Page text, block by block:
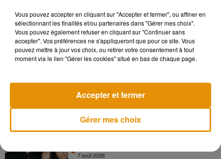
Musique
Sensation » avec Kylie Minogue
7 août 2026
Vous pouvez accepter en cliquant sur "Accepter et fermer", ou affiner en
sélectionnant les finalités et/ou partenaires dans "Gérer mes choix".
Vous pouvez également refuser en cliquant sur "Continuer sans
accepter". Vos préférences ne s'appliqueront que pour ce site. Vous
pouvez mettre à jour vos choix, ou retirer votre consentement à tout
moment via le lien "Gérer les cookies" situé en bas de chaque page.
Gérer mes choix
Accepter et fermer